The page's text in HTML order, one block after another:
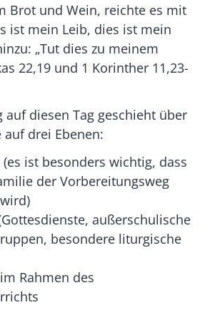
Brot und Wein, reichte es mit
ist mein Leib, dies ist mein
„Tut dies zu meinem
22,19 und 1 Korinther 11,23-
auf diesen Tag geschieht über
drei Ebenen:
ist besonders wichtig, dass
der Vorbereitungsweg
außerschulische
besondere liturgische
Rahmen des